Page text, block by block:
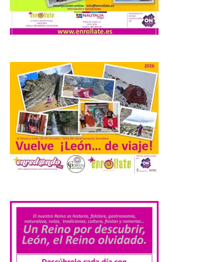
7 Ago 2026
Información Turística de
León e incluyen, además
del programa del evento, una guía
práctica con recomendaciones
elaboradas por especialistas para
observar el eclipse con seguridad León, 7
de agosto de 2026. La programación […]
Laciana comienza su
programación para
disfrutar el eclipse total
7 Ago 2026
Durante los días 1 y 2 de
agosto, tanto el público
pudo disfrutar de un